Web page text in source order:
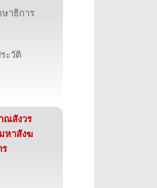
ษาธิการ
ะวัติ
ณสังวร
หาสังฆ